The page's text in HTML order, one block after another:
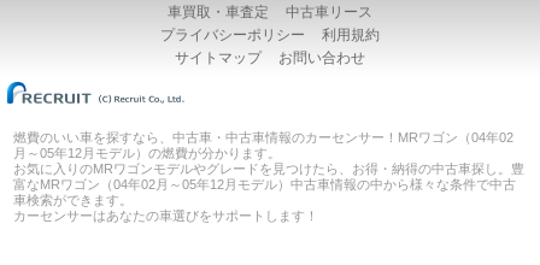
車買取・車査定
中古車リース
プライバシーポリシー
利用規約
サイトマップ
お問い合わせ
燃費のいい車を探すなら、中古車・中古車情報のカーセンサー！MRワゴン（04年02
月～05年12月モデル）の燃費が分かります。
お気に入りのMRワゴンモデルやグレードを見つけたら、お得・納得の中古車探し。豊
富なMRワゴン（04年02月～05年12月モデル）中古車情報の中から様々な条件で中古
車検索ができます。
カーセンサーはあなたの車選びをサポートします！